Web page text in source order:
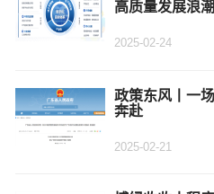
高质量发展浪
2025-02-24
政策东风丨一
奔赴
2025-02-21